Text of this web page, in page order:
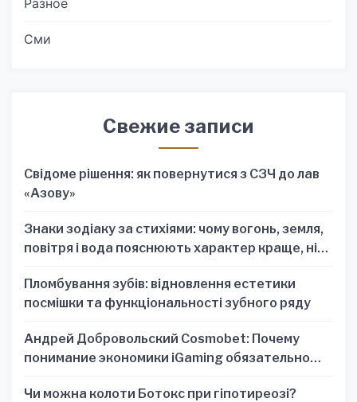
Разное
Сми
Свежие записи
Свідоме рішення: як повернутися з СЗЧ до лав
«Азову»
Знаки зодіаку за стихіями: чому вогонь, земля,
повітря і вода пояснюють характер краще, ніж
Пломбування зубів: відновлення естетики
посмішки та функціональності зубного ряду
Андрей Добровольский Cosmobet: Почему
понимание экономики iGaming обязательно
Чи можна колоти Ботокс при гіпотиреозі?